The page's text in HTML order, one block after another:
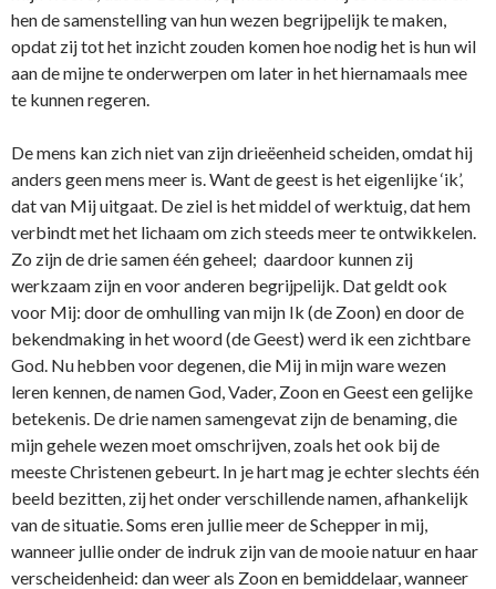
hen de samenstelling van hun wezen begrijpelijk te maken,
opdat zij tot het inzicht zouden komen hoe nodig het is hun wil
aan de mijne te onderwerpen om later in het hiernamaals mee
te kunnen regeren.
De mens kan zich niet van zijn drieëenheid scheiden, omdat hij
anders geen mens meer is. Want de geest is het eigenlijke ‘ik’,
dat van Mij uitgaat. De ziel is het middel of werktuig, dat hem
verbindt met het lichaam om zich steeds meer te ontwikkelen.
Zo zijn de drie samen één geheel; daardoor kunnen zij
werkzaam zijn en voor anderen begrijpelijk. Dat geldt ook
voor Mij: door de omhulling van mijn Ik (de Zoon) en door de
bekendmaking in het woord (de Geest) werd ik een zichtbare
God. Nu hebben voor degenen, die Mij in mijn ware wezen
leren kennen, de namen God, Vader, Zoon en Geest een gelijke
betekenis. De drie namen samengevat zijn de benaming, die
mijn gehele wezen moet omschrijven, zoals het ook bij de
meeste Christenen gebeurt. In je hart mag je echter slechts één
beeld bezitten, zij het onder verschillende namen, afhankelijk
van de situatie. Soms eren jullie meer de Schepper in mij,
wanneer jullie onder de indruk zijn van de mooie natuur en haar
verscheidenheid: dan weer als Zoon en bemiddelaar, wanneer